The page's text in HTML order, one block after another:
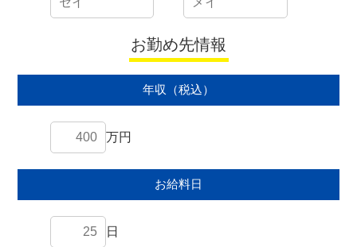
お勤め先情報
年収（税込）
万円
お給料日
日